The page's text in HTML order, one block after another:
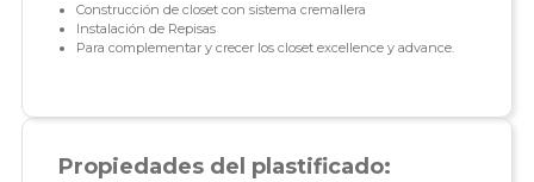
Construcción de closet con sistema cremallera
Instalación de Repisas
Para complementar y crecer los closet excellence y advance.
Propiedades del plastificado: